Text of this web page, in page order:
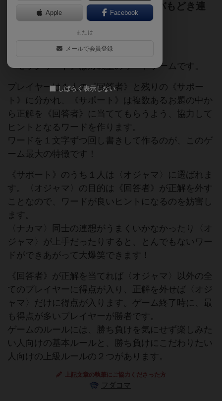
みんなでワードを回し書き！コトバもどき連
想ワードゲーム！！
『モックワード』は対戦型のワードゲームです。
プレイヤーは１人の《回答者》と残りの《サポー
ト》に分かれ、《サポート》は複数あるお題の中か
ら正解を《回答者》に当ててもらうよう、協力して
ヒントとなるワードを作ります。
ワードを１文字ずつ回し書きして作るのが、このゲ
ーム最大の特徴です！
《サポート》のうち１人は〈オジャマ〉に選ばれま
す。〈オジャマ〉の目的は《回答者》が正解を外す
ことなので、ワードが良いヒントになるのを妨害し
ます。
〈ナカマ〉同士の連想がうまくいかなかったり〈オ
ジャマ〉が上手だったりすると、とんでもないワー
ドができあがって大爆笑できます！
《回答者》が正解を当てれば〈オジャマ〉以外の全
てのプレイヤーに得点が入り、正解を外せば〈オジ
ャマ〉だけに得点が入ります。ゲーム終了時に、最
も得点が多いプレイヤーが勝者です。
ゲームのルールには、勝ち負けを気にせず楽しみた
い人向けの基本ルールと、勝ち負けにこだわりたい
人向けの上級ルールの２つがあります。
上記文章の執筆にご協力くださった方
フダコマ
Apple Facebook
または
メールで会員登録
しばらく表示しない